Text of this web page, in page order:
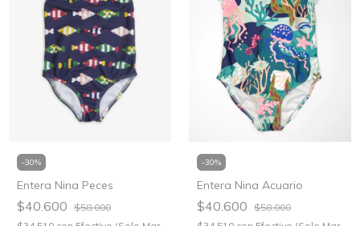
-30%
Entera Nina Peces
$40.600 $58.000
-30%
Entera Nina Acuario
$40.600 $58.000